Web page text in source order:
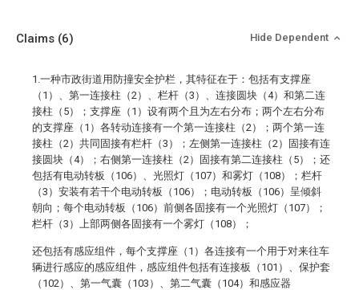
Claims (6) Hide Dependent
1.一种市政街道用防撞安全护栏，其特征在于：包括有支撑座
（1）、第一连接柱（2）、栏杆（3）、连接圆块（4）和第二连
接柱（5）；支撑座（1）设有两个且为左右分布；两个左右分布
的支撑座（1）各转动连接有一个第一连接柱（2）；两个第一连
接柱（2）共同固接有栏杆（3）；左侧第一连接柱（2）固接有连
接圆块（4）；右侧第一连接柱（2）固接有第二连接柱（5）；还
包括有电动转板（106）、光照灯（107）和雾灯（108）；栏杆
（3）安装有若干个电动转板（106）；电动转板（106）呈倾斜
朝向；每个电动转板（106）前侧各固接有一个光照灯（107）；
栏杆（3）上部两侧各固接有一个雾灯（108）；
还包括有感应组件，每个支撑座（1）各连接有一个用于对来往车
辆进行感应的感应组件，感应组件包括有连接板（101）、保护套
（102）、第一气囊（103）、第二气囊（104）和感应器